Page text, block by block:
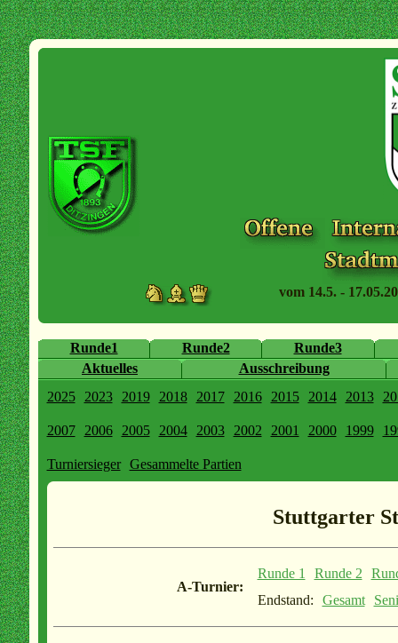
vom 14.5. -
Runde1 Runde2
Runde3
Aktuelles
Ausschreibung
2025
2023 2019 2018 2017 2016 2015 2014 2013
2007 2006 2005 2004 2003 2002 2001 2000 1999
Turniersieger Gesammelte Partien
Stuttgarter
A-Turnier:
Runde 1 Runde 2
Endstand:
Gesamt